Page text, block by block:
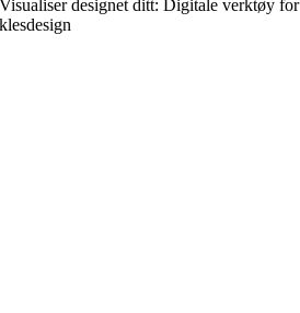
Visualiser designet ditt: Digitale verktøy for
klesdesign